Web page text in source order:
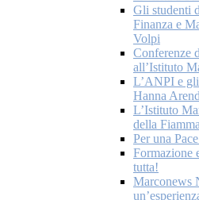
Gli studenti
Finanza e
Volpi
Conferenze
all’Istituto
L’ANPI e
Hanna
L’Istituto
della
Per una
Formazione
tutta!
Marconews